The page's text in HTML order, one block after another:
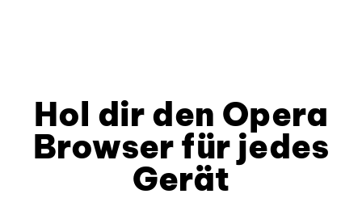
Hol dir den Opera
Browser für jedes
Gerät